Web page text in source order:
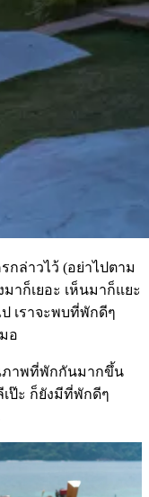
กล่าวไว้ (อย่าไปตาม
มาก็เยอะ เห็นมาก็แยะ
เราจะพบที่พักดีๆ
อ
ภาพที่พักกันมากขึ้น
เป๊ะ ก็ยังมีที่พักดีๆ